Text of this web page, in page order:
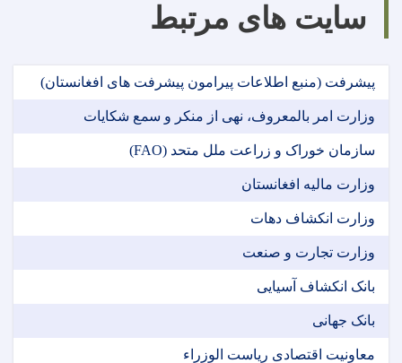
سایت های مرتبط
پیشرفت (منبع اطلاعات پیرامون پیشرفت های افغانستان)
وزارت امر بالمعروف، نهی از منکر و سمع شکایات
سازمان خوراک و زراعت ملل متحد (FAO)
وزارت مالیه افغانستان
وزارت انکشاف دهات
وزارت تجارت و صنعت
بانک انکشاف آسیایی
بانک جهانی
معاونیت اقتصادی ریاست الوزراء